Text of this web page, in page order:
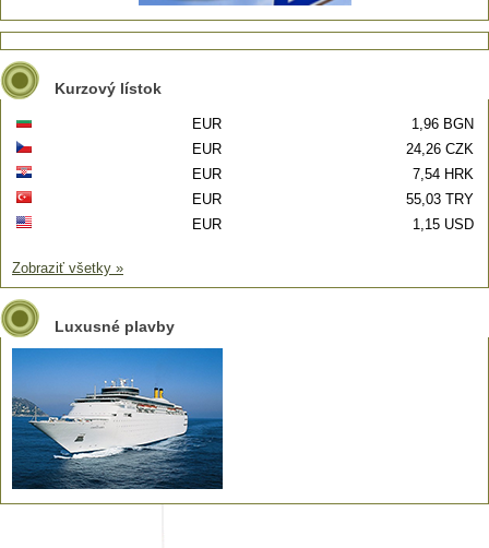
Kurzový lístok
EUR
1,96 BGN
EUR
24,26 CZK
EUR
7,54 HRK
EUR
55,03 TRY
EUR
1,15 USD
Zobraziť všetky »
Luxusné plavby